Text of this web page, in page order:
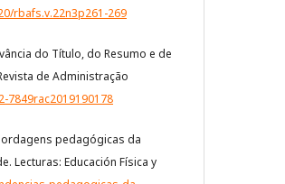
rbafs.v.22n3p261-269
do Título, do Resumo e de
de Administração
7849rac2019190178
pedagógicas da
Lecturas: Educación Física y